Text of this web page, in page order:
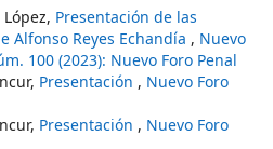
Presentación de las
Alfonso Reyes Echandía , Nuevo
100 (2023): Nuevo Foro Penal
Presentación , Nuevo Foro
Presentación , Nuevo Foro